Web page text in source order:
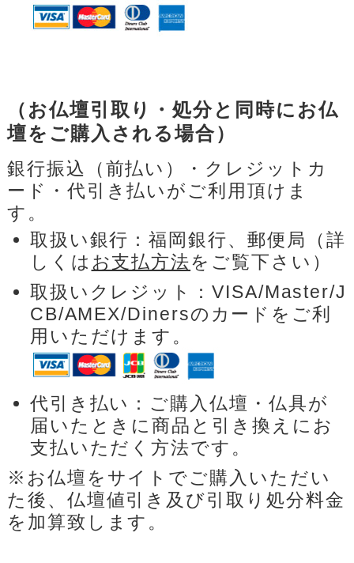
（お仏壇引取り・処分と同時にお仏
壇をご購入される場合）
銀行振込（前払い）・クレジットカ
ード・代引き払いがご利用頂けま
す。
取扱い銀行：福岡銀行、郵便局（詳
しくは お支払方法をご覧下さい）
取扱いクレジット：VISA/Master/J
CB/AMEX/Dinersのカードをご利
用いただけます。
代引き払い：ご購入仏壇・仏具が
届いたときに商品と引き換えにお
支払いただく方法です。
※お仏壇をサイトでご購入いただい
た後、仏壇値引き及び引取り処分料金
を加算致します。